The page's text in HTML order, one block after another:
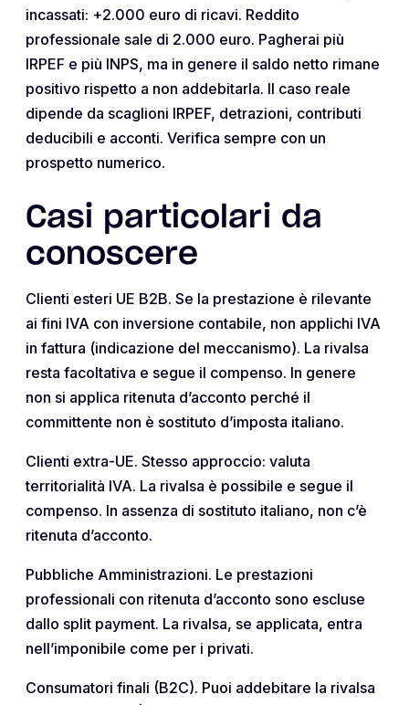
incassati: +2.000 euro di ricavi. Reddito
professionale sale di 2.000 euro. Pagherai più
IRPEF e più INPS, ma in genere il saldo netto rimane
positivo rispetto a non addebitarla. Il caso reale
dipende da scaglioni IRPEF, detrazioni, contributi
deducibili e acconti. Verifica sempre con un
prospetto numerico.
Casi particolari da
conoscere
Clienti esteri UE B2B. Se la prestazione è rilevante
ai fini IVA con inversione contabile, non applichi IVA
in fattura (indicazione del meccanismo). La rivalsa
resta facoltativa e segue il compenso. In genere
non si applica ritenuta d’acconto perché il
committente non è sostituto d’imposta italiano.
Clienti extra-UE. Stesso approccio: valuta
territorialità IVA. La rivalsa è possibile e segue il
compenso. In assenza di sostituto italiano, non c’è
ritenuta d’acconto.
Pubbliche Amministrazioni. Le prestazioni
professionali con ritenuta d’acconto sono escluse
dallo split payment. La rivalsa, se applicata, entra
nell’imponibile come per i privati.
Consumatori finali (B2C). Puoi addebitare la rivalsa